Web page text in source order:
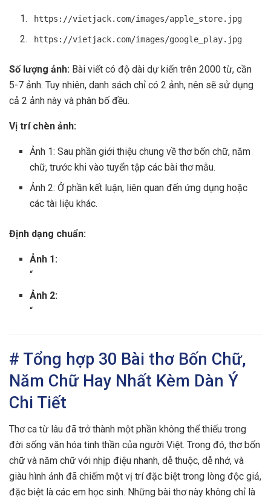
https://vietjack.com/images/apple_store.jpg
https://vietjack.com/images/google_play.jpg
Số lượng ảnh: Bài viết có độ dài dự kiến trên 2000 từ, cần
5-7 ảnh. Tuy nhiên, danh sách chỉ có 2 ảnh, nên sẽ sử dụng
cả 2 ảnh này và phân bố đều.
Vị trí chèn ảnh:
Ảnh 1: Sau phần giới thiệu chung về thơ bốn chữ, năm
chữ, trước khi vào tuyển tập các bài thơ mẫu.
Ảnh 2: Ở phần kết luận, liên quan đến ứng dụng hoặc
các tài liệu khác.
Định dạng chuẩn:
Ảnh 1:
“
Ảnh 2:
“
# Tổng hợp 30 Bài thơ Bốn Chữ,
Năm Chữ Hay Nhất Kèm Dàn Ý
Chi Tiết
Thơ ca từ lâu đã trở thành một phần không thể thiếu trong
đời sống văn hóa tinh thần của người Việt. Trong đó, thơ bốn
chữ và năm chữ với nhịp điệu nhanh, dễ thuộc, dễ nhớ, và
giàu hình ảnh đã chiếm một vị trí đặc biệt trong lòng độc giả,
đặc biệt là các em học sinh. Những bài thơ này không chỉ là